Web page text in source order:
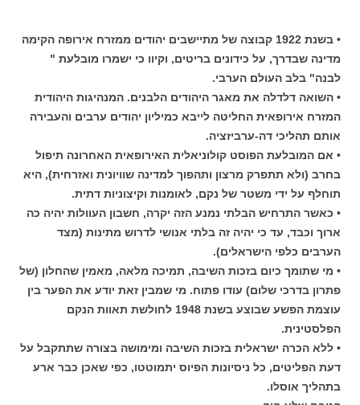
• בשנת 1922 קבוצה של מתיישבים יהודים ממזרח אירופה הקימה
מדינה שבדרך, על כידונים בריטים, וקיוו כי ישמרו מובלעת "
לבנה" בלב העולם הערבי.
• השואה דלדלה את מאגר היהודים הלבנים. המנהיגות היהודית
המזרח אירופאית החליטה לייבא כמיליון יהודים ערבים והעבירה
אותם תהליכי דה-ערביזציה.
• אם המובלעת הפוסט קולוניאלית האירופאית האחרונה תיפול
בחרב (ולא תתפרק מרצון ותהפוך למדינה שוויונית ואזרחית), היא
תוחלף על ידי משטר של נקם, לאומנות וקיצוניות דתית.
• כאשר התרחיש הבלתי נמנע הזה יקרה, חשבון העוולות יהיה כה
ארוך וכבד, עד כי יהיה זה בלתי אנושי לדרוש מתינות (מצד
הערבים כלפי הישראלים).
• מי שתומך כיום בזכות השיבה, תמיכה מלאה, מאמין שהחלון (של
פתרון בדרכי שלום) עודו פתוח. מי שמבין זאת יודע את הפער בין
עוצמת הפשע שבוצע בשנת 1948 לחולשת תאוות הנקם
הפלסטינית.
• ללא הכרה ישראלית בזכות השיבה ומימושה בצורה שתתקבל על
דעת הפליטים, כל ניסיונות הפיוס יתמוטטו, כפי שאכן כבר ארע
בתהליך אוסלו.